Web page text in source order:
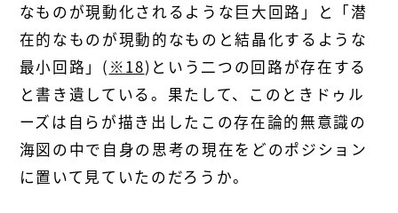
なものが現動化されるような巨大回路」と「潜
在的なものが現動的なものと結晶化するような
最小回路」( ※18)という二つの回路が存在する
と書き遺している。果たして、このときドゥル
ーズは自らが描き出したこの存在論的無意識の
海図の中で自身の思考の現在をどのポジション
に置いて見ていたのだろうか。